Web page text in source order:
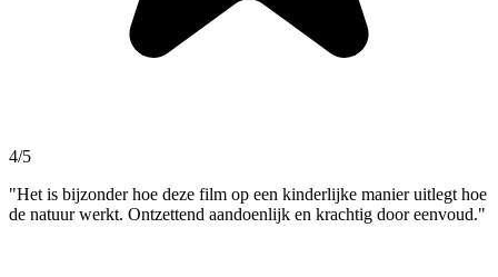
4/5
"Het is bijzonder hoe deze film op een kinderlijke manier uitlegt hoe
de natuur werkt. Ontzettend aandoenlijk en krachtig door eenvoud."